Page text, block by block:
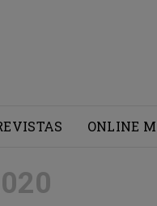
ONLINE